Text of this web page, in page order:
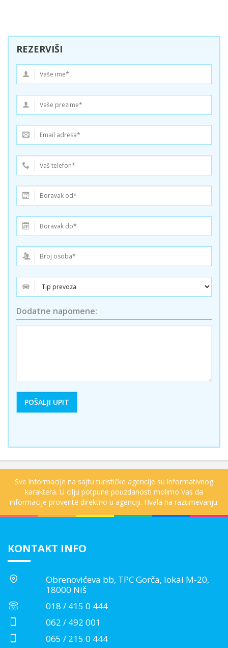
REZERVIŠI
Dodatne napomene:
Sve informacije na sajtu turističke agencije su informativnog
karaktera. U cilju potpune pouzdanosti molimo Vas da
informacije proverite direktno u agenciji. Hvala na razumevanju.
KONTAKT INFO
Obrenovićeva bb, TPC Gorča, lokal M-20,
18000 Niš
018 / 415 0 444
062 / 492 001
065 / 215 0 444